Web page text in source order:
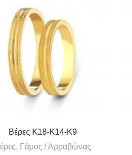
Βέρες Κ18-Κ14-Κ9
Γάμος / Αρραβώνας